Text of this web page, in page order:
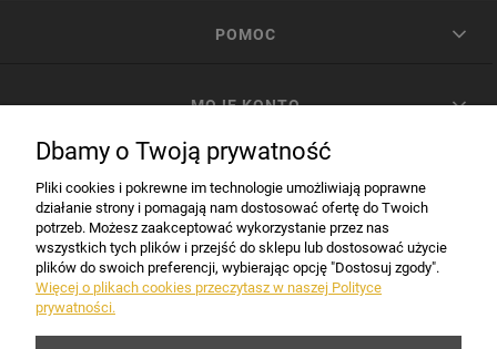
POMOC
MOJE KONTO
INFORMACJE
Dbamy o Twoją prywatność
Pliki cookies i pokrewne im technologie umożliwiają poprawne
działanie strony i pomagają nam dostosować ofertę do Twoich
potrzeb. Możesz zaakceptować wykorzystanie przez nas
wszystkich tych plików i przejść do sklepu lub dostosować użycie
plików do swoich preferencji, wybierając opcję "Dostosuj zgody".
Więcej o plikach cookies przeczytasz w naszej Polityce
prywatności.